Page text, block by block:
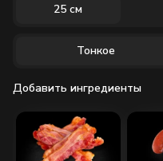
25 см
Тонкое
Добавить ингредиенты